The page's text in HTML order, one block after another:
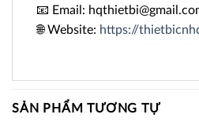
📧 Email:
🌐 Website: https://
SẢN PHẨM TƯƠNG TỰ